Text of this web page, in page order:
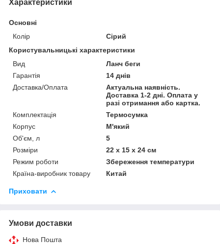
Характеристики
Основні
Колір
Сірий
Користувальницькі характеристики
Вид
Ланч беги
Гарантія
14 днів
Доставка/Оплата
Актуальна наявність.
Доставка 1-2 дні. Оплата у
разі отримання або картка.
Комплектація
Термосумка
Корпус
М'який
Об'єм, л
5
Розміри
22 х 15 х 24 см
Режим роботи
Збереження температури
Країна-виробник товару
Китай
Приховати
Умови доставки
Нова Пошта